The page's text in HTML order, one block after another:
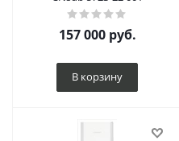
157 000руб.
В корзину